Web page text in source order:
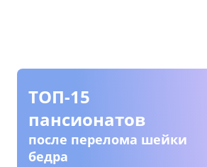
ТОП-15
пансионатов
после перелома шейки
бедра